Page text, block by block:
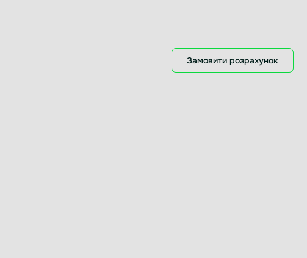
Замовити розрахунок